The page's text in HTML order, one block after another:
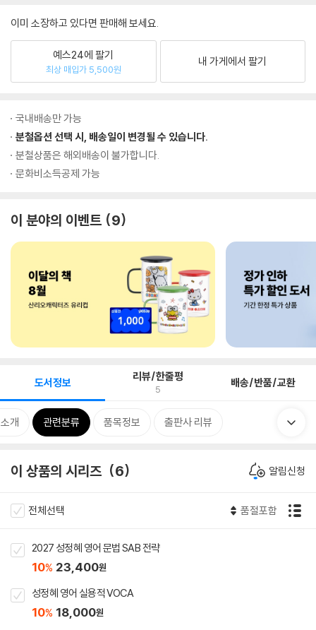
이미 소장하고 있다면 판매해 보세요.
예스24에 팔기
최상 매입가 5,500원
내 가게에서 팔기
국내배송만 가능
분철옵션 선택 시, 배송일이 변경될 수 있습니다.
분철상품은 해외배송이 불가합니다.
문화비소득공제 가능
이 분야의 이벤트 9
도서정보 리뷰/한줄평
5 배송/반품/교환
개 관련분류 품목정보 출판사 리뷰
이 상품의 시리즈 6 알림신청
전체선택 품절포함
2027 성정혜 영어 문법 SAB 전략
10% 23,400원
성정혜 영어 실용적 VOCA
10% 18,000원